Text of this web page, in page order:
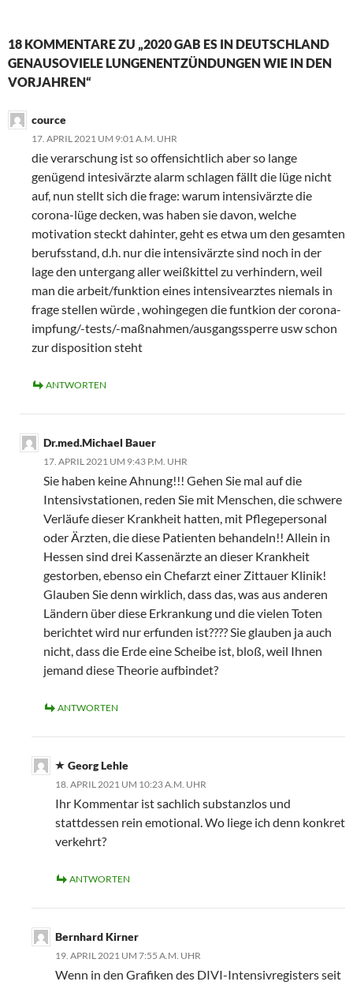
18 KOMMENTARE ZU „2020 GAB ES IN DEUTSCHLAND
GENAUSOVIELE LUNGENENTZÜNDUNGEN WIE IN DEN
VORJAHREN“
cource
17. APRIL 2021 UM 9:01 A.M. UHR
die verarschung ist so offensichtlich aber so lange
genügend intesivärzte alarm schlagen fällt die lüge nicht
auf, nun stellt sich die frage: warum intensivärzte die
corona-lüge decken, was haben sie davon, welche
motivation steckt dahinter, geht es etwa um den gesamten
berufsstand, d.h. nur die intensivärzte sind noch in der
lage den untergang aller weißkittel zu verhindern, weil
man die arbeit/funktion eines intensivearztes niemals in
frage stellen würde , wohingegen die funtkion der corona-
impfung/-tests/-maßnahmen/ausgangssperre usw schon
zur disposition steht
ANTWORTEN
Dr.med.Michael Bauer
17. APRIL 2021 UM 9:43 P.M. UHR
Sie haben keine Ahnung!!! Gehen Sie mal auf die
Intensivstationen, reden Sie mit Menschen, die schwere
Verläufe dieser Krankheit hatten, mit Pflegepersonal
oder Ärzten, die diese Patienten behandeln!! Allein in
Hessen sind drei Kassenärzte an dieser Krankheit
gestorben, ebenso ein Chefarzt einer Zittauer Klinik!
Glauben Sie denn wirklich, dass das, was aus anderen
Ländern über diese Erkrankung und die vielen Toten
berichtet wird nur erfunden ist???? Sie glauben ja auch
nicht, dass die Erde eine Scheibe ist, bloß, weil Ihnen
jemand diese Theorie aufbindet?
ANTWORTEN
Georg Lehle
18. APRIL 2021 UM 10:23 A.M. UHR
Ihr Kommentar ist sachlich substanzlos und
stattdessen rein emotional. Wo liege ich denn konkret
verkehrt?
ANTWORTEN
Bernhard Kirner
19. APRIL 2021 UM 7:55 A.M. UHR
Wenn in den Grafiken des DIVI-Intensivregisters seit